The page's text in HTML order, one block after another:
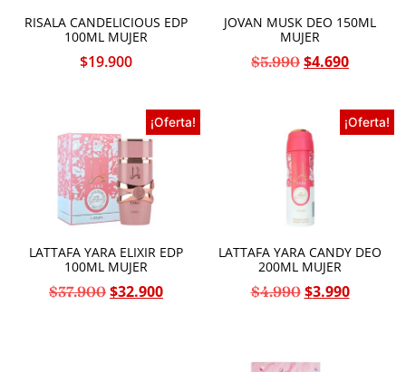
Oscar De La Renta
Paco Rabanne
Paloma Picasso
Paris Corner
Ralph Lauren
Rasasi
Revlon
Rihanna
Riiffs
Risala
Swiss Army
Ted Lapidus
Tommy Hilfiger
Versace
RISALA CANDELICIOUS EDP
100ML MUJER
$19.900
JOVAN MUSK DEO 150ML
MUJER
$5.990 $4.690
¡Oferta!
LATTAFA YARA ELIXIR EDP
100ML MUJER
$37.900 $32.900
¡Oferta!
LATTAFA YARA CANDY DEO
200ML MUJER
$4.990 $3.990